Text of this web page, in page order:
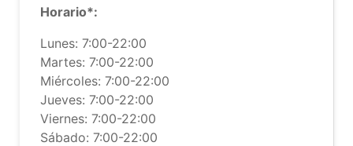
Horario*:
Lunes: 7:00-22:00
Martes: 7:00-22:00
Miércoles: 7:00-22:00
Jueves: 7:00-22:00
Viernes: 7:00-22:00
Sábado: 7:00-22:00